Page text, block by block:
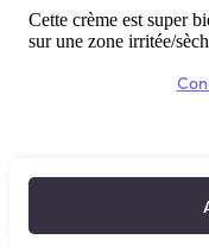
Cette crème est super
sur une zone irritée/